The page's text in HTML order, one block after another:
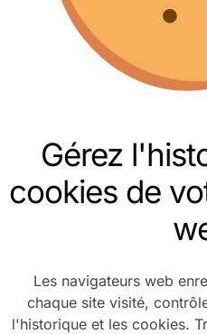
Gérez
cookies de
Les navigateurs web
chaque site visité,
l'historique et les cookies.